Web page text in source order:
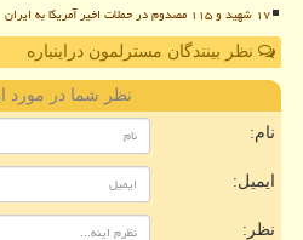
۱۷ شهید و ۱۱۵ مصدوم در حملات اخیر آمریکا به ایران
نظر بینندگان مسترلمون دراینباره
نظر شما در مورد
نام:
ایمیل:
نظر: